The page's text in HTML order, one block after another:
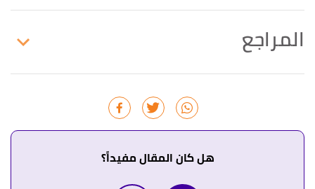
المراجع
↑أبو الفداء،تفسير الأحلام بالقرآن، صفحة 178. بتصرّف.
"مدى علاقة تفسير الحلم بوقوعه"،إسلام ويبهل كان المقال مفيداً؟